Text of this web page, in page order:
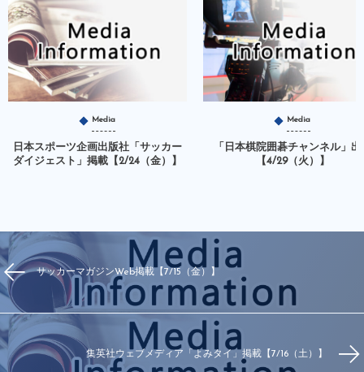
Media
日本スポーツ企画出版社「サッカー
ダイジェスト」掲載【2/24（金）】
Media
「日本棋院囲碁チャンネル」出
【4/29（火）】
サッカーマガジンWeb掲載【7/15（金）】
集英社ウェブメディア「よみタイ」掲載【7/16（土）】